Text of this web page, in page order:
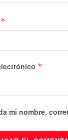
*
*
mi nombre,